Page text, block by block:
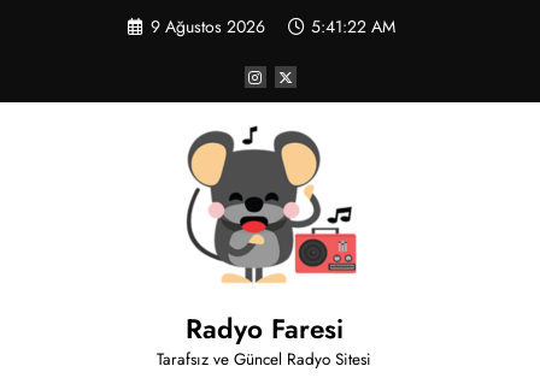
9 Ağustos 2026 5:41:22 AM
Radyo Faresi
Tarafsız ve Güncel Radyo Sitesi